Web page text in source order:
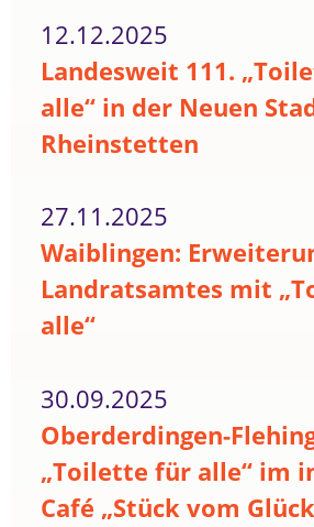
12.12.2025
Landesweit 111.
alle“ in der Neuen
Rheinstetten
27.11.2025
Waiblingen:
Landratsamtes mit
alle“
30.09.2025
Oberderdingen-
„Toilette für alle“ im
Café „Stück vom